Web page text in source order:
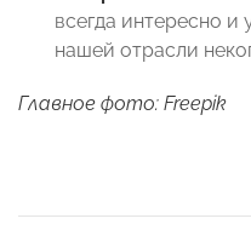
всегда интересно и
нашей отрасли
Главное фото: Freepik